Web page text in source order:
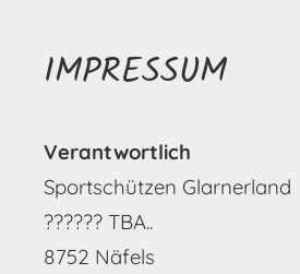
IMPRESSUM
Verantwortlich
Sportschützen Glarnerland
?????? TBA..
8752 Näfels